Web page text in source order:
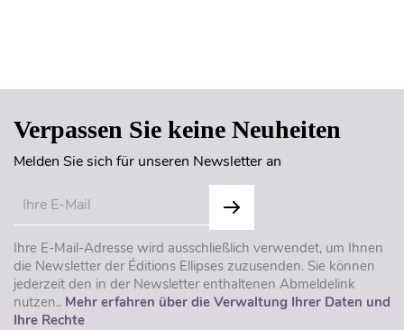
Verpassen Sie keine Neuheiten
Melden Sie sich für unseren Newsletter an
Ihre E-Mail-Adresse wird ausschließlich verwendet, um Ihnen
die Newsletter der Éditions Ellipses zuzusenden. Sie können
jederzeit den in der Newsletter enthaltenen Abmeldelink
nutzen.. Mehr erfahren über die Verwaltung Ihrer Daten und
Ihre Rechte